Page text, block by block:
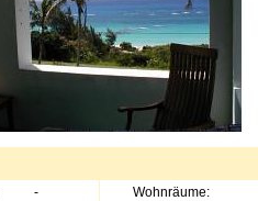
-
Wohnräume: